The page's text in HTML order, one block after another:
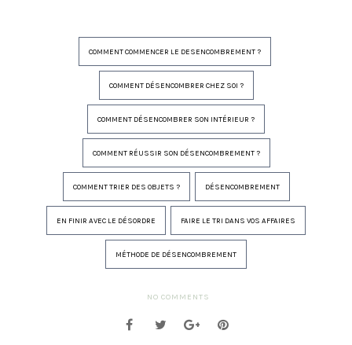
COMMENT COMMENCER LE DESENCOMBREMENT ?
COMMENT DÉSENCOMBRER CHEZ SOI ?
COMMENT DÉSENCOMBRER SON INTÉRIEUR ?
COMMENT RÉUSSIR SON DÉSENCOMBREMENT ?
COMMENT TRIER DES OBJETS ? DÉSENCOMBREMENT
EN FINIR AVEC LE DÉSORDRE FAIRE LE TRI DANS VOS AFFAIRES
MÉTHODE DE DÉSENCOMBREMENT
NO COMMENTS